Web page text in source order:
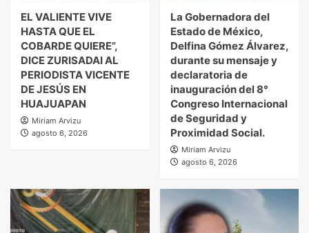
EL VALIENTE VIVE
HASTA QUE EL
COBARDE QUIERE”,
DICE ZURISADAI AL
PERIODISTA VICENTE
DE JESÚS EN
HUAJUAPAN
Miriam Arvizu
agosto 6, 2026
La Gobernadora del
Estado de México,
Delfina Gómez Álvarez,
durante su mensaje y
declaratoria de
inauguración del 8°
Congreso Internacional
de Seguridad y
Proximidad Social.
Miriam Arvizu
agosto 6, 2026